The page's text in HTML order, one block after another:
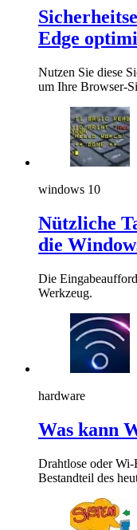
Edge
Nutzen Sie diese
um Ihre Browser-
windows 10
Nützliche
die
Die
Werkzeug.
hardware
Was kann
Drahtlose oder
Bestandteil des